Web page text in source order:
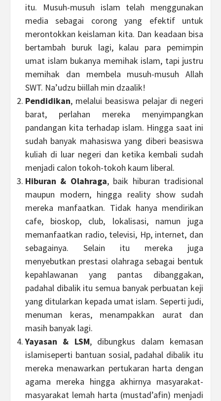
itu. Musuh-musuh islam telah menggunakan
media sebagai corong yang efektif untuk
merontokkan keislaman kita. Dan keadaan bisa
bertambah buruk lagi, kalau para pemimpin
umat islam bukanya memihak islam, tapi justru
memihak dan membela musuh-musuh Allah
SWT. Na’udzu biillah min dzaalik!
Pendidikan, melalui beasiswa pelajar di negeri
barat, perlahan mereka menyimpangkan
pandangan kita terhadap islam. Hingga saat ini
sudah banyak mahasiswa yang diberi beasiswa
kuliah di luar negeri dan ketika kembali sudah
menjadi calon tokoh-tokoh kaum liberal.
Hiburan & Olahraga, baik hiburan tradisional
maupun modern, hingga reality show sudah
mereka manfaatkan. Tidak hanya mendirikan
cafe, bioskop, club, lokalisasi, namun juga
memanfaatkan radio, televisi, Hp, internet, dan
sebagainya. Selain itu mereka juga
menyebutkan prestasi olahraga sebagai bentuk
kepahlawanan yang pantas dibanggakan,
padahal dibalik itu semua banyak perbuatan keji
yang ditularkan kepada umat islam. Seperti judi,
menuman keras, menampakkan aurat dan
masih banyak lagi.
Yayasan & LSM, dibungkus dalam kemasan
islamiseperti bantuan sosial, padahal dibalik itu
mereka menawarkan pertukaran harta dengan
agama mereka hingga akhirnya masyarakat-
masyarakat lemah harta (mustad’afin) menjadi